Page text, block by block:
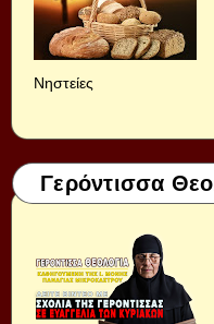
Νηστείες
Γερόντισσα